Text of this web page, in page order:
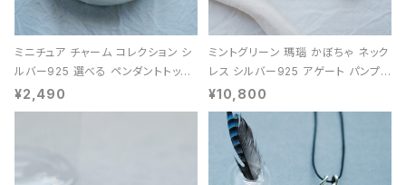
ミニチュア チャーム コレクション シ
ルバー925 選べる ペンダントトップ
レディース ユニセックス
¥2,490
ミントグリーン 瑪瑙 かぼちゃ ネック
レス シルバー925 アゲート パンプキ
ン 天然石 レディース
¥10,800